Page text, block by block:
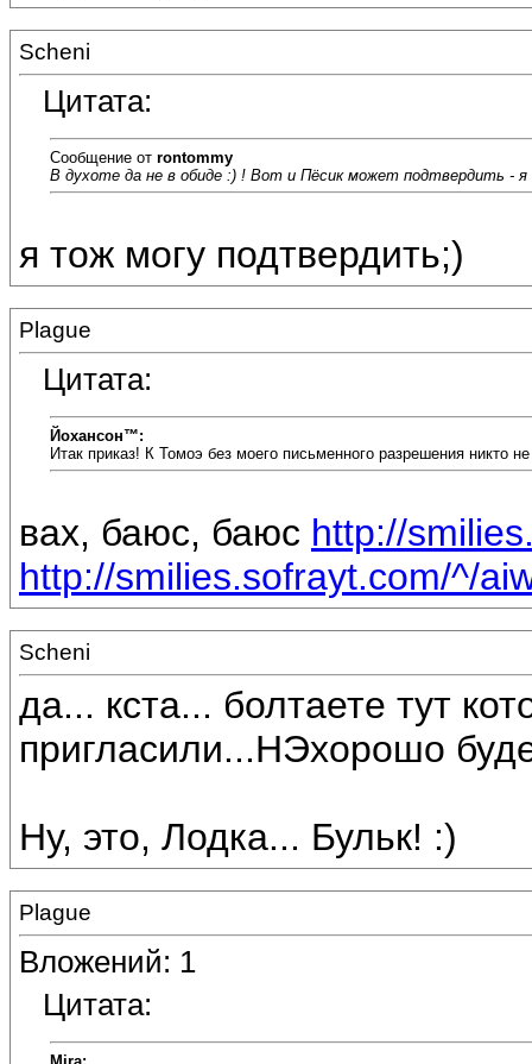
Scheni
Цитата:
Сообщение от rontommy
В духоте да не в обиде :) ! Вот и Пёсик может подтвердить -
я тож могу подтвердить;)
Plague
Цитата:
Йохансон™:
Итак приказ! К Томоэ без моего письменного разрешения никто
вах, баюс, баюс http://
http://smilies.sofrayt.com/^/
Scheni
да... кста... болтаете тут
пригласили...НЭхорошо
Ну, это, Лодка... Бульк! :)
Plague
Вложений: 1
Цитата: